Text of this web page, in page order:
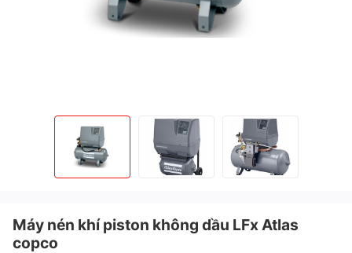
Máy nén khí piston không dầu LFx Atlas
copco